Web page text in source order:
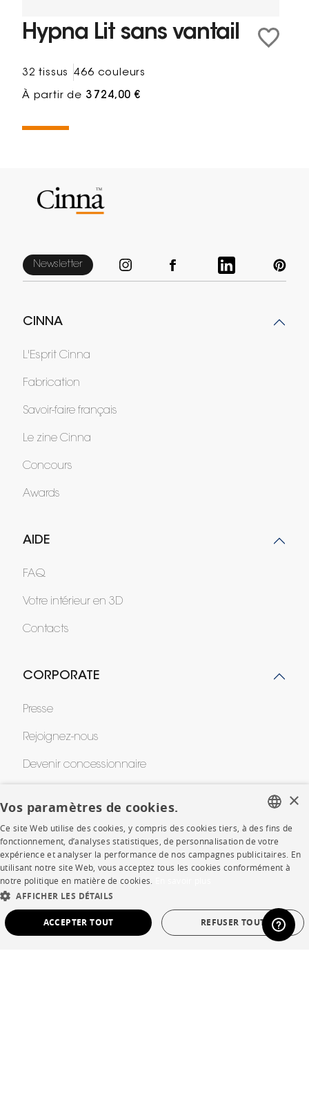
Hypna Lit sans vantail
32 tissus 466 couleurs
À partir de 3 724,00 €
Newsletter
CINNA
L'Esprit Cinna
Fabrication
Savoir-faire français
Le zine Cinna
Concours
Awards
AIDE
FAQ
Votre intérieur en 3D
Contacts
CORPORATE
Presse
Rejoignez-nous
Devenir concessionnaire
SHOP
Points de vente
Garanties et SAV
Ventes privées
FRENCH
ENGLISH
SPANISH
×
Vos paramètres de cookies.
Ce site Web utilise des cookies, y compris des cookies tiers, à des fins de
fonctionnement, d’analyses statistiques, de personnalisation de votre
expérience et analyser la performance de nos campagnes publicitaires. En
utilisant notre site Web, vous acceptez tous les cookies conformément à
notre politique en matière de cookies.
AFFICHER LES DÉTAILS
ACCEPTER TOUT REFUSER TOUT